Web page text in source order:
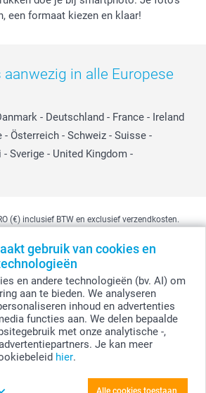
gebruik van cookies en
en andere technologieën (bv. AI) om
aan te bieden. We analyseren
inhoud en advertenties
functies aan. We delen bepaalde
met onze analytische -,
Je kan meer
hier.
Alle cookies toestaan
Foto op forex 40 x 60 cm
een formaat kiezen en klaar!
in alle Europese
- Deutschland - France - Ireland
- Österreich - Schweiz - Suisse -
- Sverige - United Kingdom -
Alle rechten voorbehouden
NV.
160, 9230 Wetteren, België
0405.706.755.
BE71 2850 2711 5569 - BIC: GEBABEBB
(€) inclusief BTW en exclusief verzendkosten.